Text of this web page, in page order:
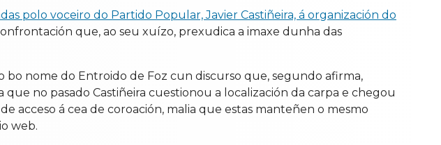
polo voceiro do Partido Popular, Javier Castiñeira, á organización do
que, ao seu xuízo, prexudica a imaxe dunha das
bo nome do Entroido de Foz cun discurso que, segundo afirma,
no pasado Castiñeira cuestionou a localización da carpa e chegou
acceso á cea de coroación, malia que estas manteñen o mesmo
web.